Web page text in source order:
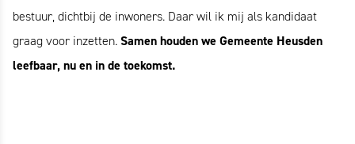
bestuur, dichtbij de inwoners. Daar wil ik mij als kandidaat
graag voor inzetten. Samen houden we Gemeente Heusden
leefbaar, nu en in de toekomst.